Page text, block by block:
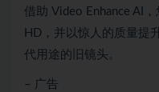
借助 Video Enhance AI
HD，并以惊人的质量提
代用途的旧镜头。
– 广告